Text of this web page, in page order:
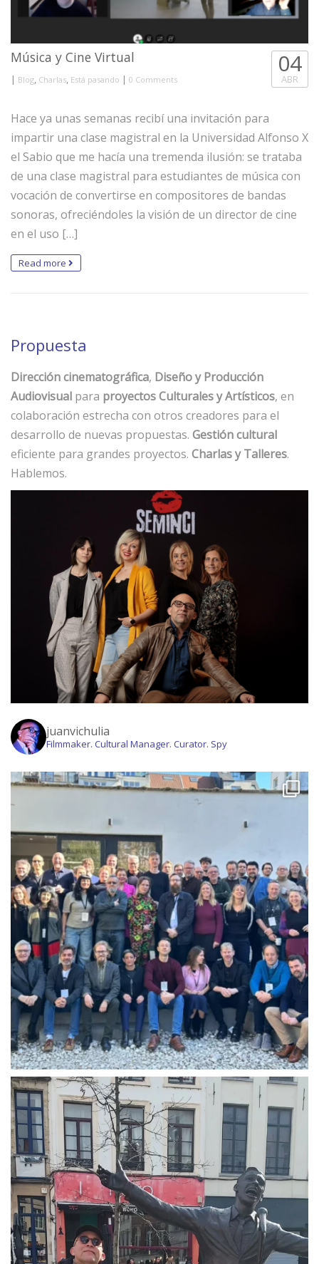
Música y Cine Virtual
| Blog, Charlas, Está pasando | 0 Comments
04
ABR
Hace ya unas semanas recibí una invitación para
impartir una clase magistral en la Universidad Alfonso X
el Sabio que me hacía una tremenda ilusión: se trataba
de una clase magistral para estudiantes de música con
vocación de convertirse en compositores de bandas
sonoras, ofreciéndoles la visión de un director de cine
en el uso […]
Read more
Propuesta
Dirección cinematográfica, Diseño y Producción
Audiovisual para proyectos Culturales y Artísticos, en
colaboración estrecha con otros creadores para el
desarrollo de nuevas propuestas. Gestión cultural
eficiente para grandes proyectos. Charlas y Talleres.
Hablemos.
juanvichulia
Filmmaker. Cultural Manager. Curator. Spy